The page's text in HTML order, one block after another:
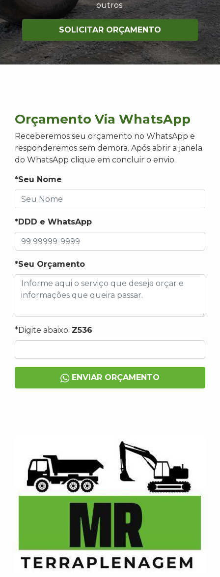
outros.
SOLICITAR ORÇAMENTO
Orçamento Via WhatsApp
Receberemos seu orçamento no WhatsApp e
responderemos sem demora. Após abrir a janela
do WhatsApp clique em concluir o envio.
*Seu Nome
*DDD e WhatsApp
*Seu Orçamento
*Digite abaixo: Z536
ENVIAR ORÇAMENTO